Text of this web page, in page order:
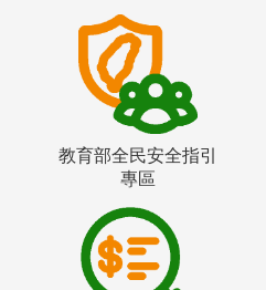
教育部全民安全指引
專區